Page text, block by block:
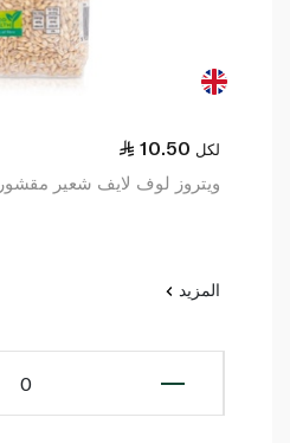
10.50 لكل
ويتروز لوف لايف شعير مقشور 500 غ
المزيد
0